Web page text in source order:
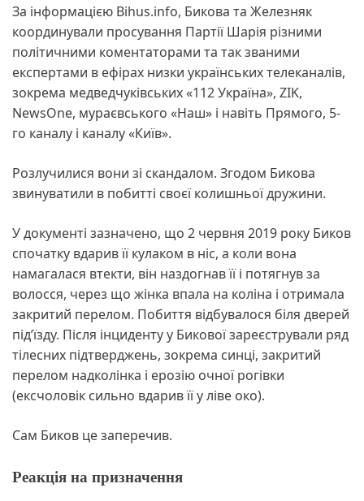
За інформацією Bihus.info, Бикова та Железняк
координували просування Партії Шарія різними
політичними коментаторами та так званими
експертами в ефірах низки українських телеканалів,
зокрема медведчуківських «112 Україна», ZIK,
NewsOne, мураєвського «Наш» і навіть Прямого, 5-
го каналу і каналу «Київ».
Розлучилися вони зі скандалом. Згодом Бикова
звинуватили в побитті своєї колишньої дружини.
У документі зазначено, що 2 червня 2019 року Биков
спочатку вдарив її кулаком в ніс, а коли вона
намагалася втекти, він наздогнав її і потягнув за
волосся, через що жінка впала на коліна і отримала
закритий перелом. Побиття відбувалося біля дверей
під’їзду. Після інциденту у Бикової зареєстрували ряд
тілесних підтверджень, зокрема синці, закритий
перелом надколінка і ерозію очної рогівки
(ексчоловік сильно вдарив її у ліве око).
Сам Биков це заперечив.
Реакція на призначення